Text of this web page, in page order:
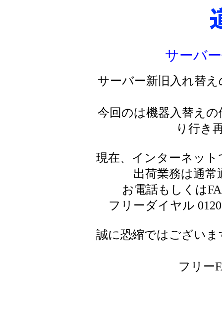
サーバ
サーバー新旧入れ替
今回のは機器入替え
り行き
現在、インターネッ
出荷業務は通
お電話もしくは
フリーダイヤル
誠に恐縮ではござい
フリー